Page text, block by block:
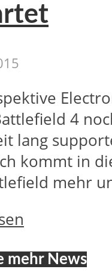
4
lang
kommt in
mehr
mehr News